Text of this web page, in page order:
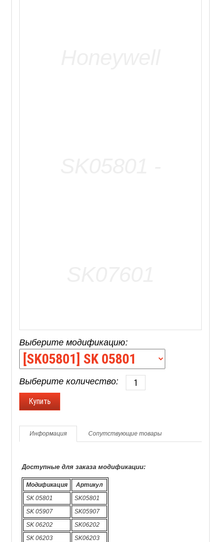
Выберите модификацию:
Выберите количество:
Информация Сопутствующие товары
Доступные для заказа модификации:
Модификация
Артикул
SK 05801
SK05801
SK 05907
SK05907
SK 06202
SK06202
SK 06203
SK06203